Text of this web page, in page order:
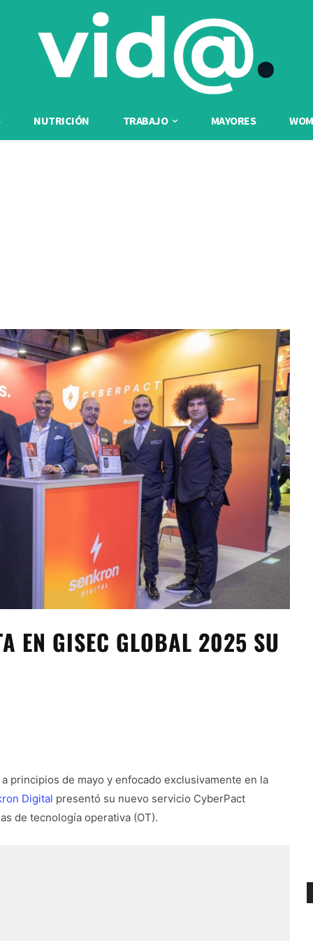
NUTRICIÓN TRABAJO MAYORES
EN GISEC GLOBAL 2025 SU
principios de mayo y enfocado exclusivamente en la
Digital presentó su nuevo servicio CyberPact
de tecnología operativa (OT).